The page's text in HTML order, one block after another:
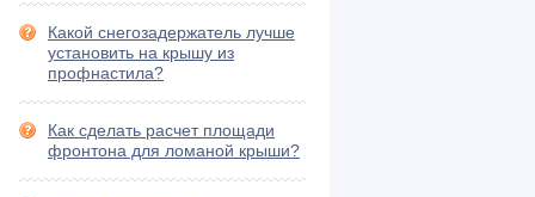
Какой снегозадержатель лучше
установить на крышу из
профнастила?
Как сделать расчет площади
фронтона для ломаной крыши?